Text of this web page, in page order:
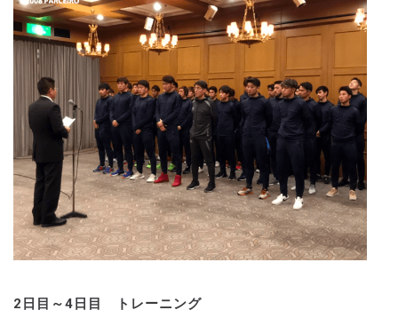
2日目～4日目 トレーニング